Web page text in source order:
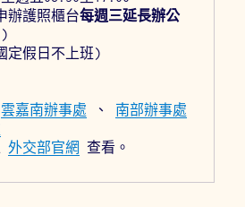
辦護照櫃台每週三延長辦公
)
定假日不上班)
雲嘉南辦事處 、 南部辦事處
外交部官網 查看。